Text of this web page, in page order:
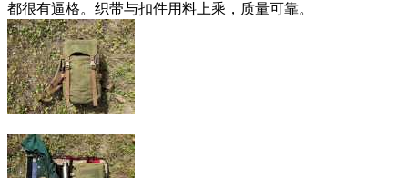
都很有逼格。织带与扣件用料上乘，质量可靠。